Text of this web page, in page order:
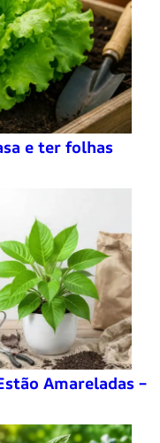
e ter folhas
Amareladas –